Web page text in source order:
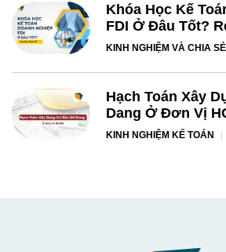
Khóa Học Kế
FDI Ở Đâu Tốt?
KINH NGHIỆM VÀ CHIA SẺ
Hạch Toán Xây
Dang Ở Đơn Vị
KINH NGHIỆM KẾ TOÁN